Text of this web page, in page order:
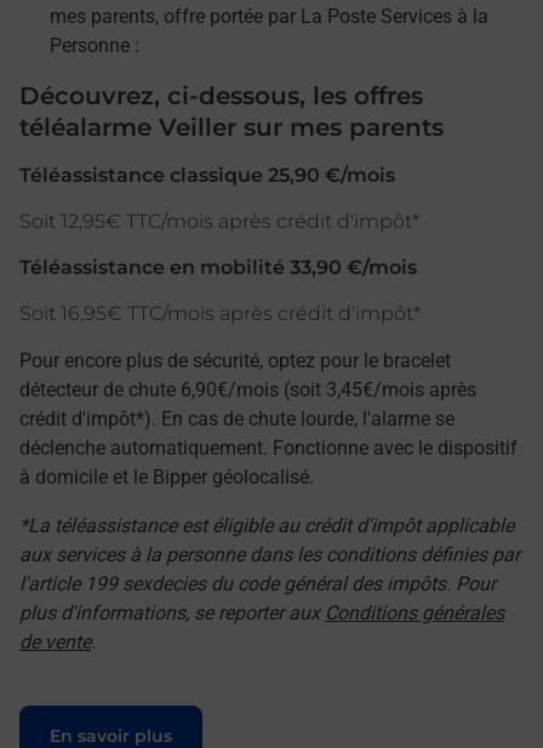
mes parents, offre portée par La Poste Services à la
Personne :
Découvrez, ci-dessous, les offres
téléalarme Veiller sur mes parents
Téléassistance classique 25,90 €/mois
Soit 12,95€ TTC/mois après crédit d'impôt*
Téléassistance en mobilité 33,90 €/mois
Soit 16,95€ TTC/mois après crédit d'impôt*
Pour encore plus de sécurité, optez pour le bracelet
détecteur de chute 6,90€/mois (soit 3,45€/mois après
crédit d'impôt*). En cas de chute lourde, l'alarme se
déclenche automatiquement. Fonctionne avec le dispositif
à domicile et le Bipper géolocalisé.
*La téléassistance est éligible au crédit d'impôt applicable
aux services à la personne dans les conditions définies par
l'article 199 sexdecies du code général des impôts. Pour
plus d'informations, se reporter aux Conditions générales
de vente.
En savoir plus
Le lien s'ouvre dans un nouvel onglet